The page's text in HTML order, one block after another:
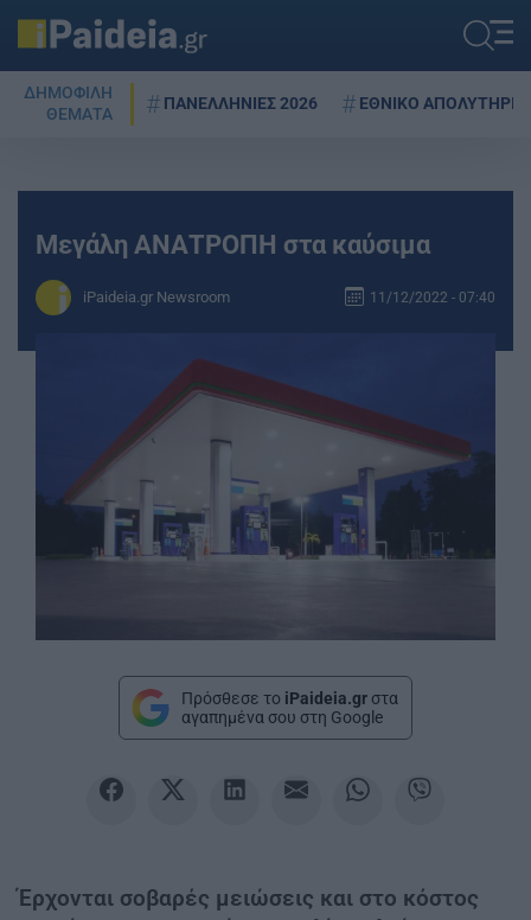
ΔΗΜΟΦΙΛΗ
ΘΕΜΑΤΑ
ΠΑΝΕΛΛΗΝΙΕΣ 2026 ΕΘΝΙΚΟ ΑΠΟΛΥΤΗΡΙΟ
Μεγάλη ΑΝΑΤΡΟΠΗ στα καύσιμα
iPaideia.gr Newsroom 11/12/2022 - 07:40
Πρόσθεσε το iPaideia.gr στα
αγαπημένα σου στη Google
Έρχονται σοβαρές μειώσεις και στο κόστος